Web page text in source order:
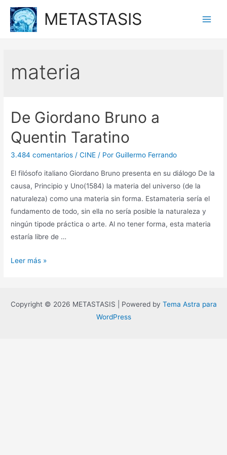
contenido
METASTASIS
materia
De Giordano Bruno a
Quentin Taratino
3.484 comentarios /CINE / PorGuillermo Ferrando
El filósofo italiano Giordano Bruno presenta en su diálogo De la
causa, Principio y Uno(1584) la materia del universo (de la
naturaleza) como una materia sin forma. Estamateria sería el
fundamento de todo, sin ella no sería posible la naturaleza y
ningún tipode práctica o arte. Al no tener forma, esta materia
estaría libre de …
De
Quentin
Leer más »
Copyright © 2026 METASTASIS | Powered by Tema Astra para
WordPress